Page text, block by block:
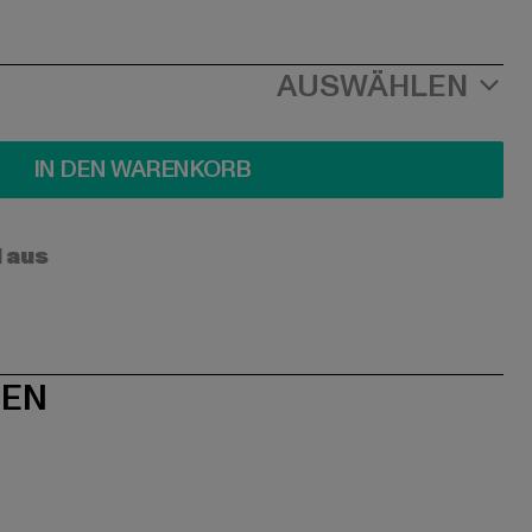
AUSWÄHLEN
IN DEN WARENKORB